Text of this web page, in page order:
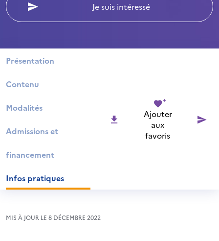
Je suis intéressé
Présentation
Contenu
Modalités
Admissions et
financement
Infos pratiques
Ajouter
aux
favoris
MIS À JOUR LE 8 DÉCEMBRE 2022